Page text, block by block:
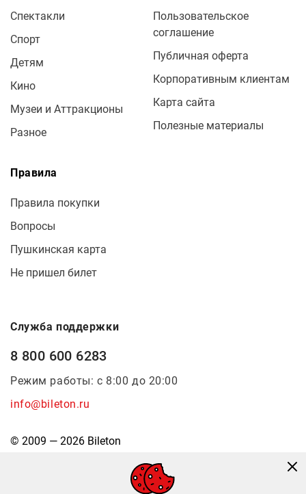
Спектакли
Спорт
Детям
Кино
Музеи и Аттракционы
Разное
Пользовательское
соглашение
Публичная оферта
Корпоративным клиентам
Карта сайта
Полезные материалы
Правила
Правила покупки
Вопросы
Пушкинская карта
Не пришел билет
Служба поддержки
8 800 600 6283
Режим работы: с 8:00 до 20:00
info@bileton.ru
© 2009 — 2026 Bileton